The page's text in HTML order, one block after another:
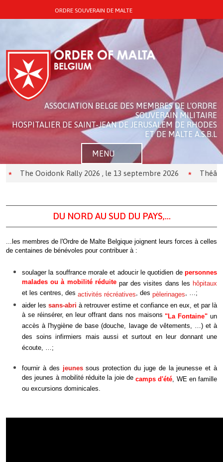
ORDRE SOUVERAIN DE MALTE
ASSOCIATION BELGE DES MEMBRES DE L'ORDRE
SOUVERAIN MILITAIRE
HOSPITALIER DE SAINT-JEAN DE JERUSALEM DE RHODES
ET DE MALTE A.S.B.L
MENU
Ooidonk Rally 2026 , le 13 septembre 2026 Théâtre: les
DU NORD AU SUD DU PAYS,...
...les membres de l'Ordre de Malte Belgique joignent leurs forces à celles
de centaines de bénévoles pour contribuer à :
soulager la souffrance morale et adoucir le quotidien depersonnes
malades ou à mobilité réduitepar des visites dans les hôpitaux
et les centres, des activités récréatives, des pèlerinages, …;
aider les sans-abri à retrouver estime et confiance en eux, et par là
à se réinsérer, en leur offrant dans nos maisons"La Fontaine"un
accès à l'hygiène de base (douche, lavage de vêtements, …) et à
des soins infirmiers mais aussi et surtout en leur donnant une
écoute, …;
fournir à des jeunessous protection du juge de la jeunesse et à
des jeunes à mobilité réduite la joie de camps d'été , WE en famille
ou excursions dominicales.